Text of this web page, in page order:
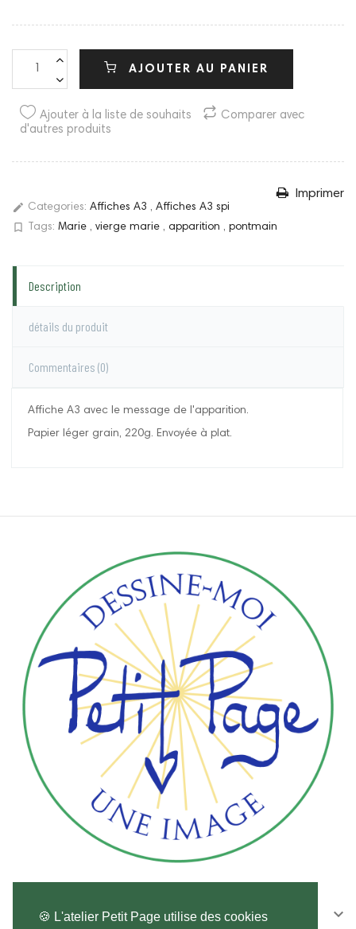
🍪 L'atelier Petit Page utilise des cookies
AJOUTER AU PANIER
Ajouter à la liste de souhaits
Comparer avec
d'autres produits
Imprimer
edit Categories: Affiches A3 , Affiches A3 spi
bookmark_border Tags: Marie , vierge marie , apparition , pontmain
Description
détails du produit
Commentaires (0)
Affiche A3 avec le message de l'apparition.
Papier léger grain, 220g. Envoyée à plat.
CONTACTEZ-NOUS 